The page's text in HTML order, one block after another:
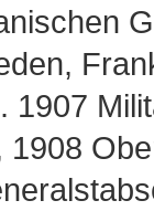
1907
1908